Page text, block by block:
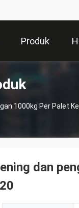
Produk
1000kg Per Palet
dan